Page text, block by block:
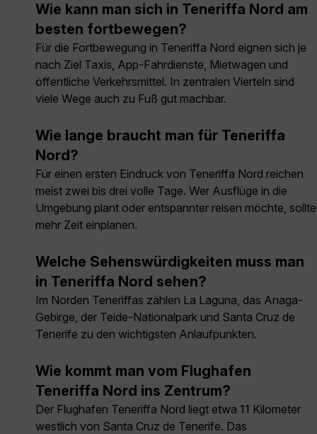
Wie kann man sich in Teneriffa Nord am
besten fortbewegen?
Für die Fortbewegung in Teneriffa Nord eignen sich je
nach Ziel Taxis, App-Fahrdienste, Mietwagen und
öffentliche Verkehrsmittel. In zentralen Vierteln sind
viele Wege auch zu Fuß gut machbar.
Wie lange braucht man für Teneriffa
Nord?
Für einen ersten Eindruck von Teneriffa Nord reichen
meist zwei bis drei volle Tage. Wer Ausflüge in die
Umgebung plant oder entspannter reisen möchte, sollte
mehr Zeit einplanen.
Welche Sehenswürdigkeiten muss man
in Teneriffa Nord sehen?
Im Norden Teneriffas zählen La Laguna, das Anaga-
Gebirge, der Teide-Nationalpark und Santa Cruz de
Tenerife zu den wichtigsten Anlaufpunkten.
Wie kommt man vom Flughafen
Teneriffa Nord ins Zentrum?
Der Flughafen Teneriffa Nord liegt etwa 11 Kilometer
westlich von Santa Cruz de Tenerife. Das